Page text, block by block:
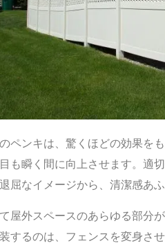
ペンキは、驚くほどの効果を
も瞬く間に向上させます。適
屈なイメージから、清潔感あ
屋外スペースのあらゆる部分
するのは、フェンスを変身さ